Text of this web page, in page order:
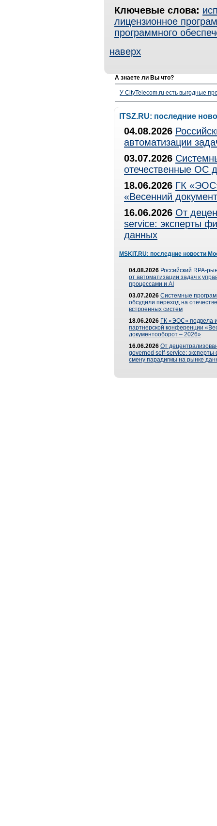
Ключевые слова:
лицензионное
программного
наверх
А знаете ли Вы что?
У CityTelecom.ru есть выгодные
ITSZ.RU: последние
04.08.2026
автоматизации
03.07.2026
отечественные ОС
18.06.2026 ГК
«Весенний
16.06.2026 От
service: эксперты
данных
MSKIT.RU: последние новости
04.08.2026 Российский RPA-
от автоматизации задач к
процессами и AI
03.07.2026 Системные
обсудили переход на
встроенных систем
18.06.2026 ГК «ЭОС» подвела
партнерской конференции
документооборот – 2026»
16.06.2026 От
governed self-service: эксперты
смену парадигмы на рынке